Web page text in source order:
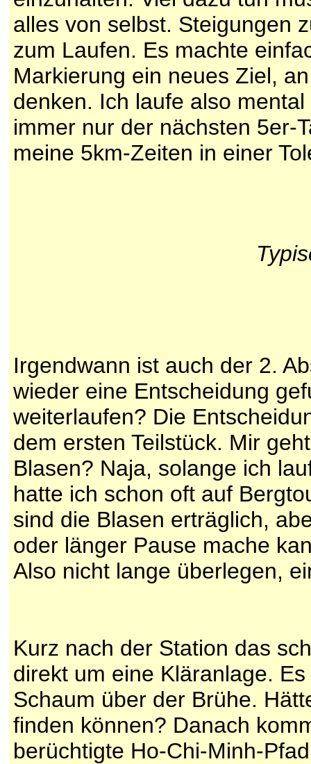
alles von selbst. Steigungen
zum Laufen. Es machte
Markierung ein neues Ziel,
denken. Ich laufe also
immer nur der nächsten 5er-
meine 5km-Zeiten in einer
Irgendwann ist auch der 2.
wieder eine Entscheidung
weiterlaufen? Die
dem ersten Teilstück. Mir
Blasen? Naja, solange ich
hatte ich schon oft auf
sind die Blasen erträglich,
oder länger Pause mache
Also nicht lange überlegen,
Kurz nach der Station das
direkt um eine Kläranlage.
Schaum über der Brühe.
finden können? Danach
berüchtigte Ho-Chi-Minh-